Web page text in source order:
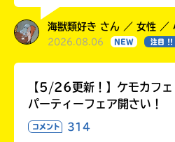
海獣類好き さん ／ 女性 ／
2026.08.06 NEW 注目 !!
【5/26更新！】ケモカフェ
パーティーフェア開さい！
コメント 314